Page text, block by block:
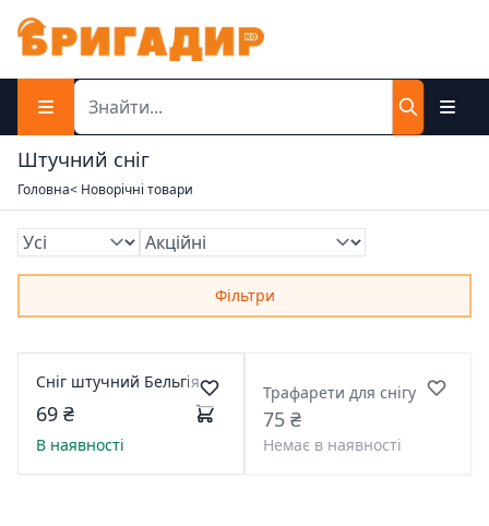
Штучний сніг
Головна< Новорічні товари
Фільтри
Сніг штучний Бельгія
69 ₴
В наявності
Трафарети для снігу
75 ₴
Немає в наявності